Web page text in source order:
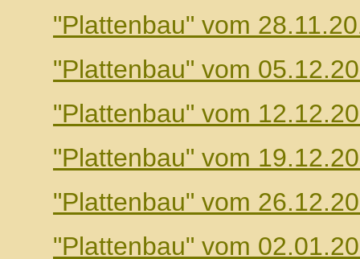
"Plattenbau" vom
"Plattenbau" vom
"Plattenbau" vom
"Plattenbau" vom
"Plattenbau" vom
"Plattenbau" vom